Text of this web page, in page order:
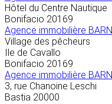
Hôtel du Centre Nautique
Bonifacio 20169
Agence immobilière
Village des pêcheurs
Ile de Cavallo
Bonifacio 20169
Agence immobilière
3, rue Chanoine Leschi
Bastia 20000